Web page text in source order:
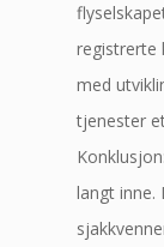
registrerte
med
tjenester
langt inne.